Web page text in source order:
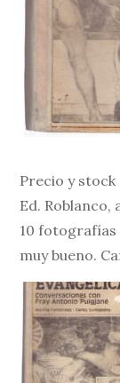
Precio y
Ed. Roblanco,
10 fotografías
muy bueno.